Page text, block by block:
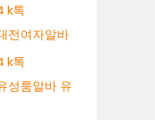
k톡
전여자알바
k톡
성룸알바 유